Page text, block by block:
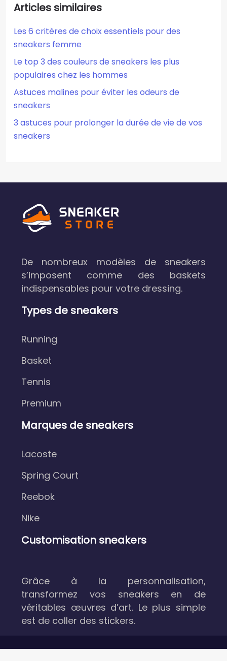
Articles similaires
Les 6 critères de choix essentiels pour des
sneakers femme
Le top 3 des couleurs de sneakers les plus
populaires chez les hommes
Astuces malines pour éviter les odeurs de
sneakers
3 astuces pour prolonger la durée de vie de vos
sneakers
De nombreux modèles de sneakers
s’imposent comme des baskets
indispensables pour votre dressing.
Types de sneakers
Running
Basket
Tennis
Premium
Marques de sneakers
Lacoste
Spring Court
Reebok
Nike
Customisation sneakers
Grâce à la personnalisation,
transformez vos sneakers en de
véritables œuvres d’art. Le plus simple
est de coller des stickers.